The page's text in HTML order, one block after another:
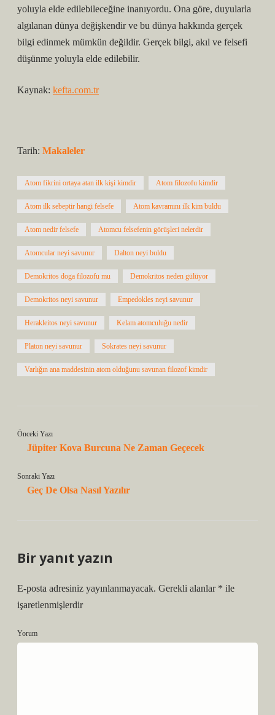
yoluyla elde edilebileceğine inanıyordu. Ona göre, duyularla
algılanan dünya değişkendir ve bu dünya hakkında gerçek
bilgi edinmek mümkün değildir. Gerçek bilgi, akıl ve felsefi
düşünme yoluyla elde edilebilir.
Kaynak: kefta.com.tr
Tarih: Makaleler
Atom fikrini ortaya atan ilk kişi kimdir Atom filozofu kimdir
Atom ilk sebeptir hangi felsefe Atom kavramını ilk kim buldu
Atom nedir felsefe Atomcu felsefenin görüşleri nelerdir
Atomcular neyi savunur Dalton neyi buldu
Demokritos doga filozofu mu Demokritos neden gülüyor
Demokritos neyi savunur Empedokles neyi savunur
Herakleitos neyi savunur Kelam atomculuğu nedir
Platon neyi savunur Sokrates neyi savunur
Varlığın ana maddesinin atom olduğunu savunan filozof kimdir
Önceki Yazı
Jüpiter Kova Burcuna Ne Zaman Geçecek
Sonraki Yazı
Geç De Olsa Nasıl Yazılır
Bir yanıt yazın
E-posta adresiniz yayınlanmayacak. Gerekli alanlar * ile
işaretlenmişlerdir
Yorum